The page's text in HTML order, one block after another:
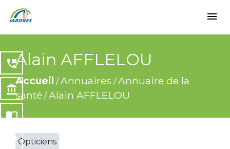
menu
Alain AFFLELOU
Accueil /Annuaires /Annuaire de la
santé /Alain AFFLELOU
perm_phone_msg
account_balance
import_contacts
local_diningOpticiens